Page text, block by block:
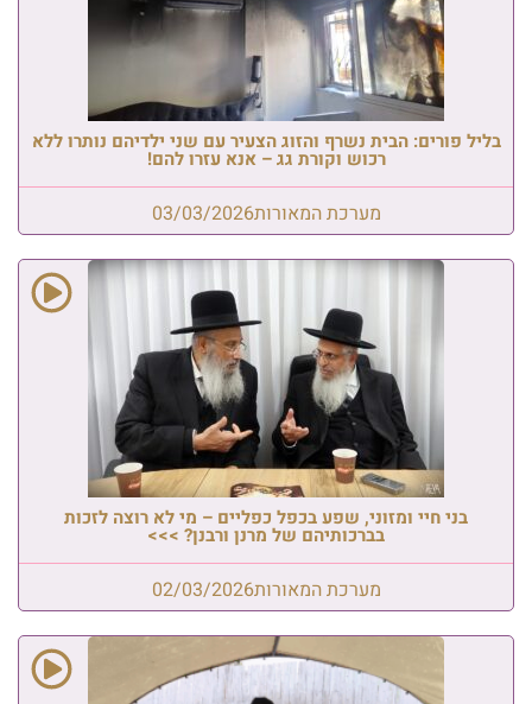
בליל פורים: הבית נשרף והזוג הצעיר עם שני ילדיהם נותרו ללא
רכוש וקורת גג – אנא עזרו להם!
מערכת המאורות03/03/2026
בני חיי ומזוני, שפע בכפל כפליים – מי לא רוצה לזכות
בברכותיהם של מרנן ורבנן? >>>
מערכת המאורות02/03/2026